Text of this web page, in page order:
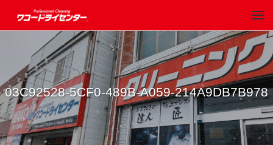
03C92528-5CF0-489B-A059-214A9DB7B978